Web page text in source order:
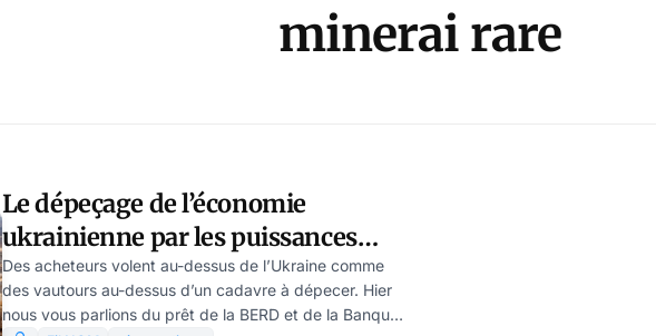
minerai rare
Le dépeçage de l’économie
ukrainienne par les puissances
étrangères va-t-il retarder la paix?
Des acheteurs volent au-dessus de l’Ukraine comme
des vautours au-dessus d’un cadavre à dépecer. Hier
nous vous parlions du prêt de la BERD et de la Banque